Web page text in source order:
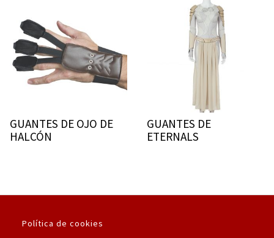
GUANTES DE OJO DE
HALCÓN
GUANTES DE
ETERNALS
Política de cookies